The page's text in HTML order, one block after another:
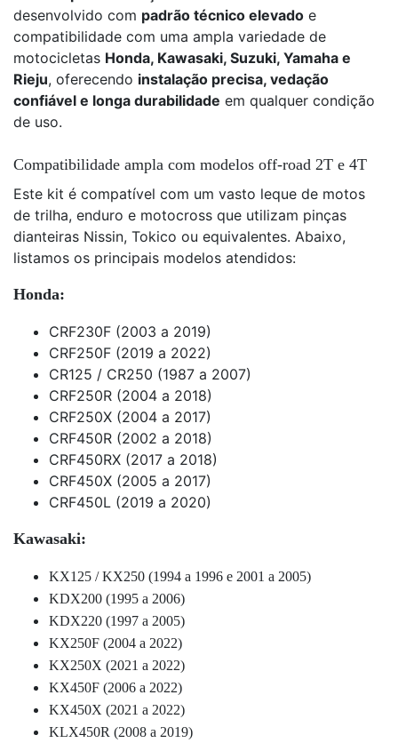
desenvolvido com padrão técnico elevado e
compatibilidade com uma ampla variedade de
motocicletas Honda, Kawasaki, Suzuki, Yamaha e
Rieju, oferecendo instalação precisa, vedação
confiável e longa durabilidade em qualquer condição
de uso.
Compatibilidade ampla com modelos off-road 2T e 4T
Este kit é compatível com um vasto leque de motos
de trilha, enduro e motocross que utilizam pinças
dianteiras Nissin, Tokico ou equivalentes. Abaixo,
listamos os principais modelos atendidos:
Honda:
CRF230F (2003 a 2019)
CRF250F (2019 a 2022)
CR125 / CR250 (1987 a 2007)
CRF250R (2004 a 2018)
CRF250X (2004 a 2017)
CRF450R (2002 a 2018)
CRF450RX (2017 a 2018)
CRF450X (2005 a 2017)
CRF450L (2019 a 2020)
Kawasaki:
KX125 / KX250 (1994 a 1996 e 2001 a 2005)
KDX200 (1995 a 2006)
KDX220 (1997 a 2005)
KX250F (2004 a 2022)
KX250X (2021 a 2022)
KX450F (2006 a 2022)
KX450X (2021 a 2022)
KLX450R (2008 a 2019)